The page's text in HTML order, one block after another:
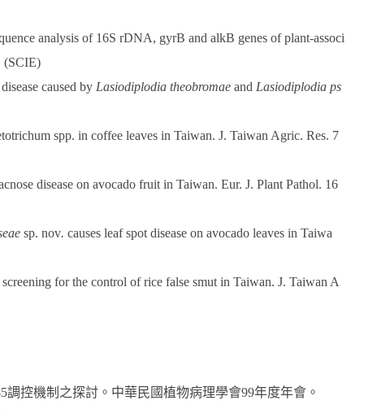
analysis of 16S rDNA, gyrB and alkB genes of plant-associ
(SCIE)
caused by Lasiodiplodia theobromaeand Lasiodiplodia ps
spp. in coffee leaves in Taiwan. J. Taiwan Agric. Res. 7
disease on avocado fruit in Taiwan. Eur. J. Plant Pathol. 16
sp. nov. causes leaf spot disease on avocado leaves in Taiwa
for the control of rice false smut in Taiwan. J. Taiwan A
控機制之探討。中華民國植物病理學會99年度年會。